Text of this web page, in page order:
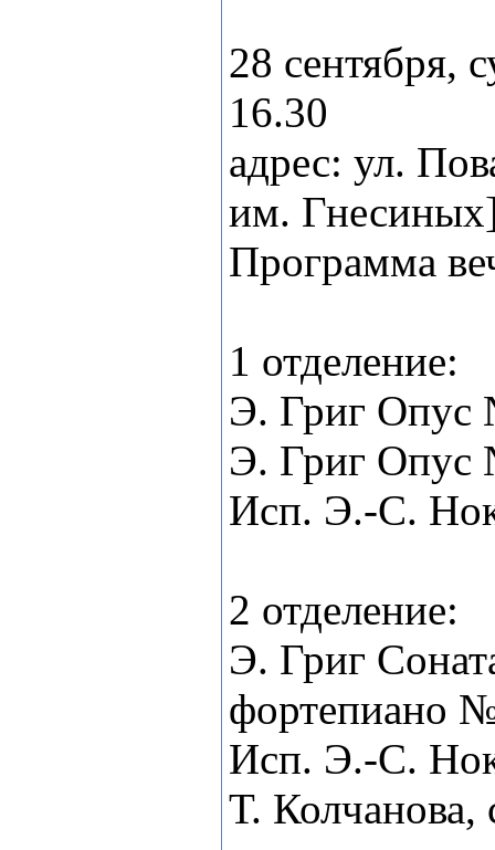
28 сентября,
16.30
адрес: ул.
им.
Программа
1 отделение:
Э. Григ Опус
Э. Григ Опус
Исп. Э.-С.
2 отделение:
Э. Григ
фортепиано
Исп. Э.-С.
Т. Колчанова,